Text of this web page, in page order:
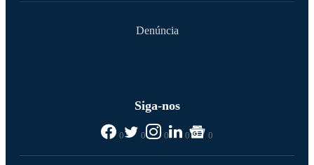
Denúncia
Siga-nos
0 0 0 0 0